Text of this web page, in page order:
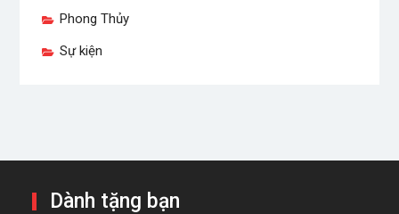
Phong Thủy
Sự kiện
Dành tặng bạn